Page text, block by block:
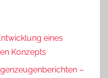
eines
Konzepts
–